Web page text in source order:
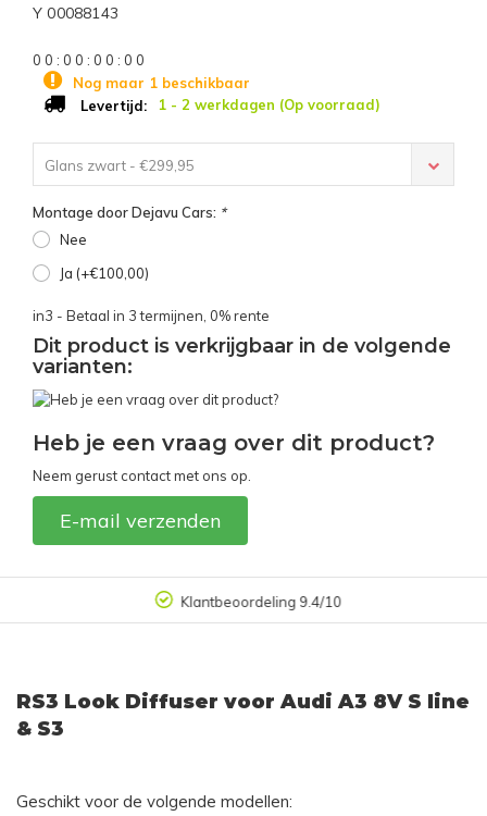
Y 00088143
0 0 : 0 0 : 0 0 : 0 0
Nog maar 1 beschikbaar
Levertijd:
1 - 2 werkdagen (Op voorraad)
Glans zwart - €299,95
Montage door Dejavu Cars: *
Nee
Ja (+€100,00)
in3 - Betaal in 3 termijnen, 0% rente
Dit product is verkrijgbaar in de volgende
varianten:
Heb je een vraag over dit product?
Neem gerust contact met ons op.
E-mail verzenden
Klantbeoordeling 9.4/10
RS3 Look Diffuser voor Audi A3 8V S line
& S3
Geschikt voor de volgende modellen: